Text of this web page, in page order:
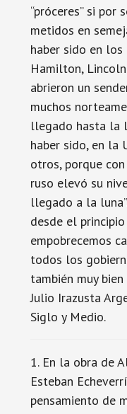
“próceres” si por
metidos en
haber sido en los
Hamilton,
abrieron un
muchos
llegado hasta la
haber sido, en la
otros, porque
ruso elevó su
llegado a la
desde el
empobrecemos
todos los
también muy
Julio Irazusta
Siglo y Medio.
1. En la obra de
Esteban
pensamiento de